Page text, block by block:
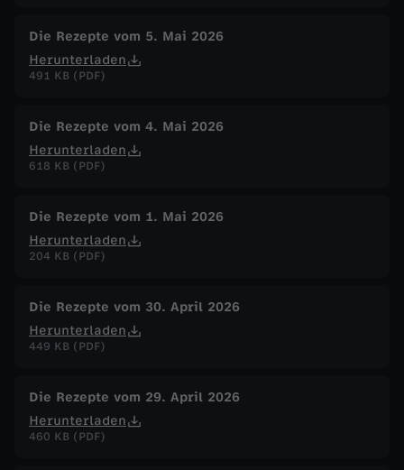
Die Rezepte vom 5. Mai 2026
Herunterladen
491 KB (PDF)
Die Rezepte vom 4. Mai 2026
Herunterladen
618 KB (PDF)
Die Rezepte vom 1. Mai 2026
Herunterladen
204 KB (PDF)
Die Rezepte vom 30. April 2026
Herunterladen
449 KB (PDF)
Die Rezepte vom 29. April 2026
Herunterladen
460 KB (PDF)